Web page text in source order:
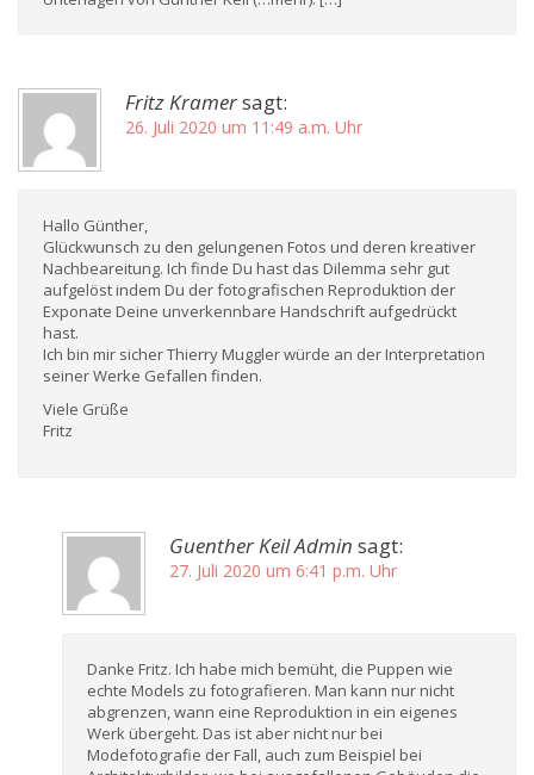
Fritz Kramersagt:
26. Juli 2020 um 11:49 a.m. Uhr
Hallo Günther,
Glückwunsch zu den gelungenen Fotos und deren kreativer
Nachbeareitung. Ich finde Du hast das Dilemma sehr gut
aufgelöst indem Du der fotografischen Reproduktion der
Exponate Deine unverkennbare Handschrift aufgedrückt
hast.
Ich bin mir sicher Thierry Muggler würde an der Interpretation
seiner Werke Gefallen finden.
Viele Grüße
Fritz
Guenther Keil Admin sagt:
27. Juli 2020 um 6:41 p.m. Uhr
Danke Fritz. Ich habe mich bemüht, die Puppen wie
echte Models zu fotografieren. Man kann nur nicht
abgrenzen, wann eine Reproduktion in ein eigenes
Werk übergeht. Das ist aber nicht nur bei
Modefotografie der Fall, auch zum Beispiel bei